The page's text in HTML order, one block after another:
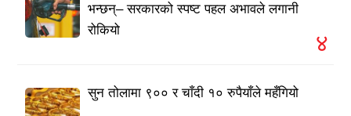
भन्छन्– सरकारको स्पष्ट पहल अभावले लगानी
रोकियो
४
सुन तोलामा ९०० र चाँदी १० रुपैयाँले महँगियो